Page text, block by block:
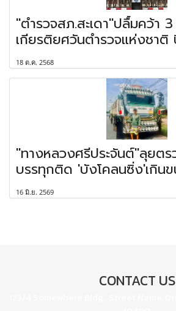
"ตำรวจสภ.สะเดา"ปลื้มคว้า
เกียรติยศวันตำรวจแห่งชา
18 ต.ค. 2568
"ทางหลวงศรีประจันต์"ลุยตร
บรรทุกติด 'บังโคลนซิ่ง'เกิน
16 มิ.ย. 2569
CONTACT US